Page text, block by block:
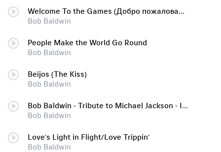
Welcome To the Games (Добро пожаловать в игру)
Bob Baldwin
People Make the World Go Round
Bob Baldwin
Beijos (The Kiss)
Bob Baldwin
Bob Baldwin - Tribute to Michael Jackson - I'll Be There - instrumental
Bob Baldwin
Love's Light in Flight/Love Trippin'
Bob Baldwin